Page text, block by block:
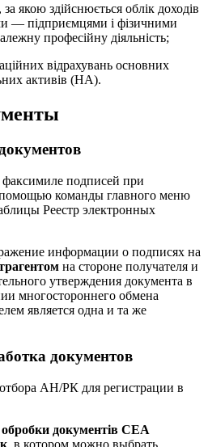
якою здійснюється облік доходів
— підприємцями і фізичними
професійну діяльність;
відрахувань основних
активів (НА).
подписей при
команды главного меню
Реестр электронных
информации о подписях на
на стороне получателя и
утверждения документа в
многостороннего обмена
является одна и та же
документов
АН/РК для регистрации в
документів СЕА
, в котором можно выбрать